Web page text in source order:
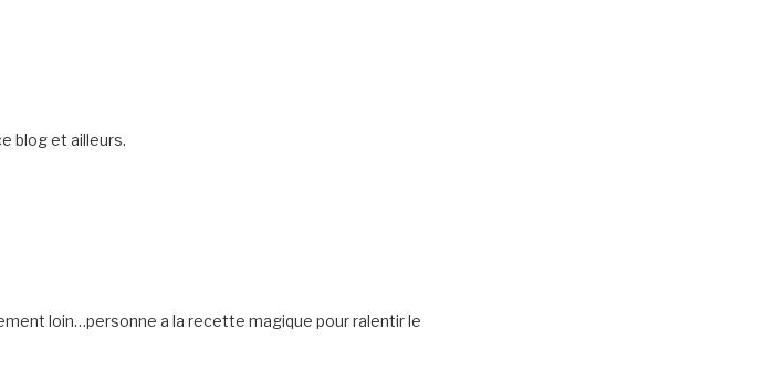
blog et ailleurs.
loin…personne a la recette magique pour ralentir le